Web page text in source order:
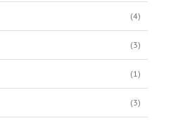
(4)
(3)
(1)
(3)